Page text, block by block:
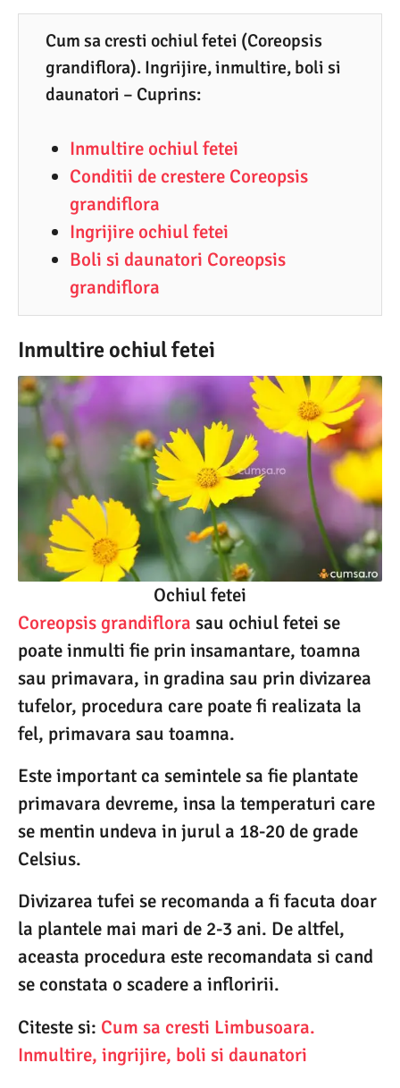
2
Cum sa cresti ochiul fetei (Coreopsis
grandiflora). Ingrijire, inmultire, boli si
daunatori – Cuprins:
Inmultire ochiul fetei
Conditii de crestere Coreopsis
grandiflora
Ingrijire ochiul fetei
Boli si daunatori Coreopsis
grandiflora
Inmultire ochiul fetei
Ochiul fetei
Coreopsis grandiflora sau ochiul fetei se
poate inmulti fie prin insamantare, toamna
sau primavara, in gradina sau prin divizarea
tufelor, procedura care poate fi realizata la
fel, primavara sau toamna.
Este important ca semintele sa fie plantate
primavara devreme, insa la temperaturi care
se mentin undeva in jurul a 18-20 de grade
Celsius.
Divizarea tufei se recomanda a fi facuta doar
la plantele mai mari de 2-3 ani. De altfel,
aceasta procedura este recomandata si cand
se constata o scadere a infloririi.
Citeste si: Cum sa cresti Limbusoara.
Inmultire, ingrijire, boli si daunatori